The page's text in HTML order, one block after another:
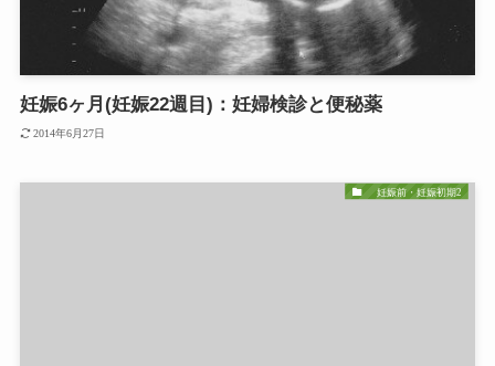
妊娠6ヶ月(妊娠22週目)：妊婦検診と便秘薬
2014年6月27日
妊娠前・妊娠初期2